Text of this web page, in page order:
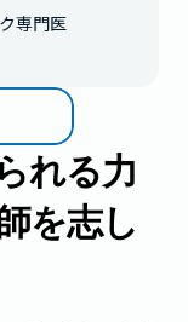
専門医
れる力
を志し